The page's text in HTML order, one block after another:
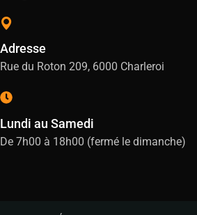
Adresse
Rue du Roton 209, 6000 Charleroi
Lundi au Samedi
De 7h00 à 18h00 (fermé le dimanche)